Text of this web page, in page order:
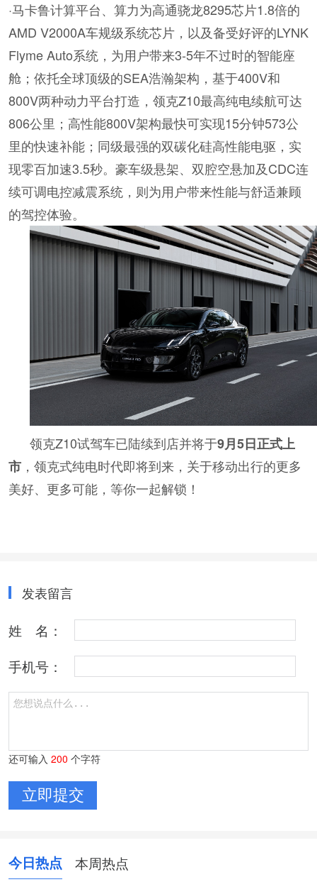
·马卡鲁计算平台、算力为高通骁龙8295芯片1.8倍的
AMD V2000A车规级系统芯片，以及备受好评的LYNK
Flyme Auto系统，为用户带来3-5年不过时的智能座
舱；依托全球顶级的SEA浩瀚架构，基于400V和
800V两种动力平台打造，领克Z10最高纯电续航可达
806公里；高性能800V架构最快可实现15分钟573公
里的快速补能；同级最强的双碳化硅高性能电驱，实
现零百加速3.5秒。豪车级悬架、双腔空悬加及CDC连
续可调电控减震系统，则为用户带来性能与舒适兼顾
的驾控体验。
领克Z10试驾车已陆续到店并将于9月5日正式上
市，领克式纯电时代即将到来，关于移动出行的更多
美好、更多可能，等你一起解锁！
发表留言
姓 名：
手机号：
还可输入 200 个字符
今日热点 本周热点